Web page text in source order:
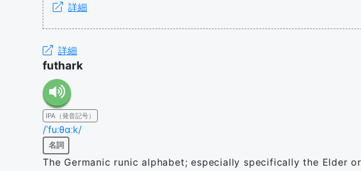
詳細
詳細
futhark
IPA（発音記号）
/ˈfuːθɑːk/
名詞
The Germanic runic alphabet; especially specifically the Elder